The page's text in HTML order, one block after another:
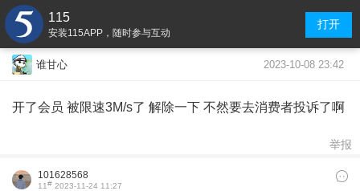
115
安装115APP，随时参与互动
打开
谁甘心 2023-10-08 23:42
开了会员 被限速3M/s了 解除一下 不然要去消费者投诉了啊
举报
101628568
11# 2023-11-24 11:27